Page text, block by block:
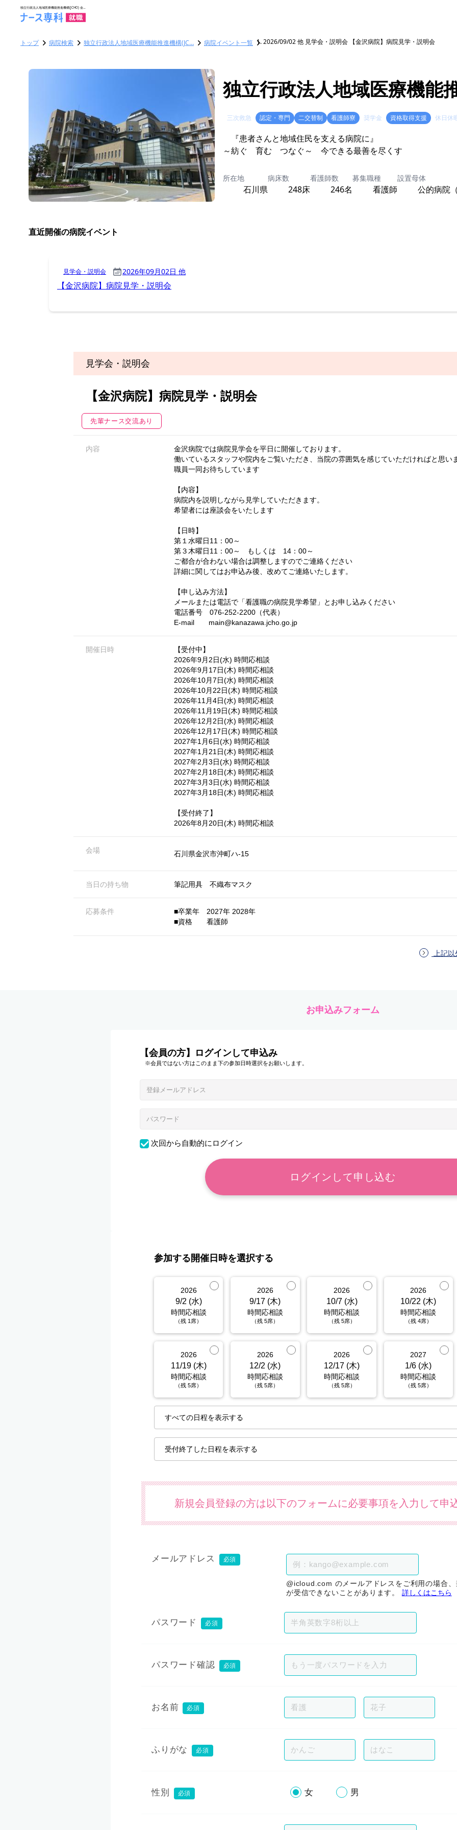
見学会・説明会
【金沢病院】病院見学・説明会
先輩ナース交流あり
内容
金沢病院では病院見学会を平日に開催しております。
働いているスタッフや院内をご覧いただき、当院の雰囲気を感じていただければと思い
職員一同お待ちしています
【内容】
病院内を説明しながら見学していただきます。
希望者には座談会をいたします
【日時】
第１水曜日11：00～
第３木曜日11：00～ もしくは 14：00～
ご都合が合わない場合は調整しますのでご連絡ください
詳細に関してはお申込み後、改めてご連絡いたします。
【申し込み方法】
メールまたは電話で「看護職の病院見学希望」とお申し込みください
電話番号 076-252-2200（代表）
E-mail main@kanazawa.jcho.go.jp
開催日時
【受付中】
2026年9月2日(水) 時間応相談
2026年9月17日(木) 時間応相談
2026年10月7日(水) 時間応相談
2026年10月22日(木) 時間応相談
2026年11月4日(水) 時間応相談
2026年11月19日(木) 時間応相談
2026年12月2日(水) 時間応相談
2026年12月17日(木) 時間応相談
2027年1月6日(水) 時間応相談
2027年1月21日(木) 時間応相談
2027年2月3日(水) 時間応相談
2027年2月18日(木) 時間応相談
2027年3月3日(水) 時間応相談
2027年3月18日(木) 時間応相談
【受付終了】
2026年8月20日(木) 時間応相談
会場 石川県金沢市沖町ハ-15
当日の持ち物 筆記用具 不織布マスク
応募条件
■卒業年 2027年 2028年
■資格 看護師
上記
お申込みフォーム
【会員の方】ログインして申込み
※会員ではない方はこのまま下の参加日時選択をお願いします。
次回から自動的にログイン
参加する開催日時を選択する
2026
9/2 (水)
時間応相談
（残 1席）
2026
9/17 (木)
時間応相談
（残 5席）
2026
10/7 (水)
時間応相談
（残 5席）
2026
10/22 (木)
時間応相談
（残 4席）
2026
11/19 (木)
時間応相談
（残 5席）
2026
12/2 (水)
時間応相談
（残 5席）
2026
12/17 (木)
時間応相談
（残 5席）
2027
1/6 (水)
時間応相談
（残 5席）
すべての日程を表示する
受付終了した日程を表示する
新規会員登録の方は以下のフォームに必要事項を入力して申
メールアドレス 必須
@icloud.com のメールアドレスをご利用の場合
が受信できないことがあります。 詳しくはこちら
パスワード 必須
パスワード確認 必須
お名前 必須
ふりがな 必須
性別 必須 女 男